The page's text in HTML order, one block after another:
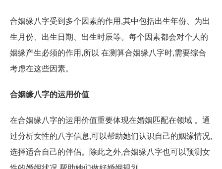
合姻缘八字受到多个因素的作用,其中包括出生年份、为出
生月份、出生日期、出生时辰等。每个因素都会对个人的
姻缘产生必须的作用,所以 在测算合姻缘八字时,需要综合
考虑在这些因素。
合姻缘八字的运用价值
在合姻缘八字的运用价值重要体现在婚姻匹配在领域 。通
过分析女性的八字信息,可以帮助她们认识自己的姻缘情况,
选择适合自己的伴侣。除此之外,合姻缘八字也可以预测女